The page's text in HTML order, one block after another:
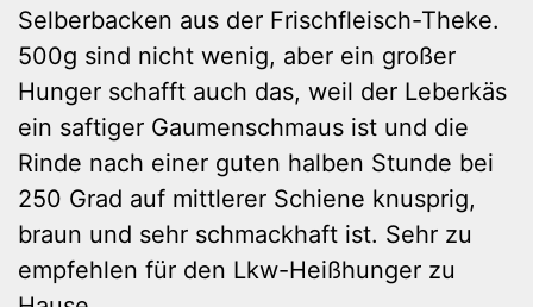
Selberbacken aus der Frischfleisch-Theke.
500g sind nicht wenig, aber ein großer
Hunger schafft auch das, weil der Leberkäs
ein saftiger Gaumenschmaus ist und die
Rinde nach einer guten halben Stunde bei
250 Grad auf mittlerer Schiene knusprig,
braun und sehr schmackhaft ist. Sehr zu
empfehlen für den Lkw-Heißhunger zu